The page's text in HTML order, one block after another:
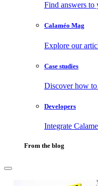
Find answers to
Calaméo Mag
Explore our
Case studies
Discover how
Developers
Integrate
From the blog